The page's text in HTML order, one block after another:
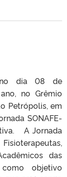
no dia 08 de
no Grêmio
Petrópolis, em
SONAFE-
A Jornada
das
objetivo